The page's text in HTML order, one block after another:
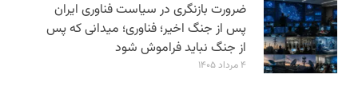
ضرورت بازنگری در سیاست فناوری ایران
پس از جنگ اخیر؛ فناوری؛ میدانی که پس
از جنگ نباید فراموش شود
۴ مرداد ۱۴۰۵